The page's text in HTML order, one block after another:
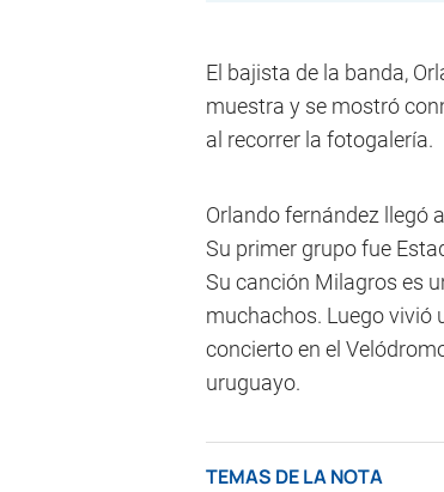
El bajista de la banda,
muestra y se mostró
al recorrer la fotogalería.
Orlando fernández llegó
Su primer grupo fue
Su canción Milagros es
muchachos. Luego vivió
concierto en el
uruguayo.
TEMAS DE LA NOTA